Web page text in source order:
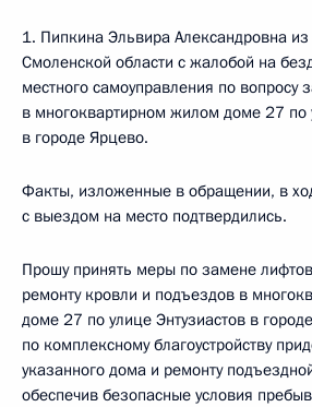
1. Пипкина Эльвира Александровна
Смоленской области с жалобой на
местного самоуправления по вопросу
в многоквартирном жилом доме 27 по
в городе Ярцево.
Факты, изложенные в обращении, в
с выездом на место подтвердились.
Прошу принять меры по замене
ремонту кровли и подъездов в
доме 27 по улице Энтузиастов в
по комплексному благоустройству
указанного дома и ремонту
обеспечив безопасные условия